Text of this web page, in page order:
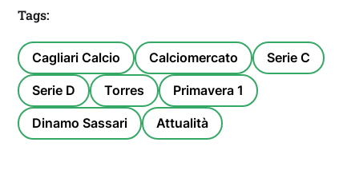
Tags:
Cagliari Calcio Calciomercato Serie C
Serie D Torres Primavera 1
Dinamo Sassari Attualità